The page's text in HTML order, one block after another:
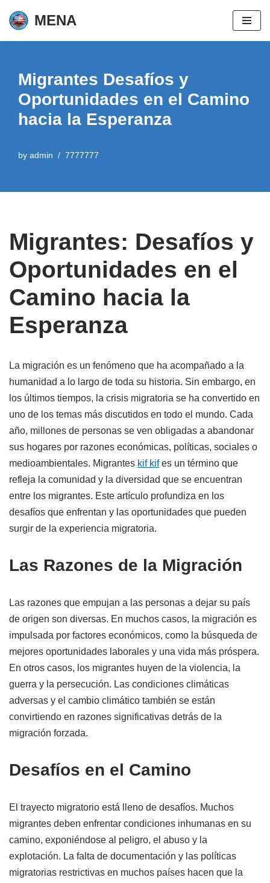
Skip
MENA
Migrantes Desafíos y
Oportunidades en el Camino
hacia la Esperanza
by admin 7777777
Migrantes: Desafíos y
Oportunidades en el
Camino hacia la
Esperanza
La migración es un fenómeno que ha acompañado a la
humanidad a lo largo de toda su historia. Sin embargo, en
los últimos tiempos, la crisis migratoria se ha convertido en
uno de los temas más discutidos en todo el mundo. Cada
año, millones de personas se ven obligadas a abandonar
sus hogares por razones económicas, políticas, sociales o
medioambientales. Migrantes kif kifes un término que
refleja la comunidad y la diversidad que se encuentran
entre los migrantes. Este artículo profundiza en los
desafíos que enfrentan y las oportunidades que pueden
surgir de la experiencia migratoria.
Las Razones de la Migración
Las razones que empujan a las personas a dejar su país
de origen son diversas. En muchos casos, la migración es
impulsada por factores económicos, como la búsqueda de
mejores oportunidades laborales y una vida más próspera.
En otros casos, los migrantes huyen de la violencia, la
guerra y la persecución. Las condiciones climáticas
adversas y el cambio climático también se están
convirtiendo en razones significativas detrás de la
migración forzada.
Desafíos en el Camino
El trayecto migratorio está lleno de desafíos. Muchos
migrantes deben enfrentar condiciones inhumanas en su
camino, exponiéndose al peligro, el abuso y la
explotación. La falta de documentación y las políticas
migratorias restrictivas en muchos países hacen que la